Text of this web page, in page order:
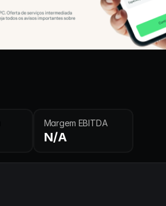
Margem EBITDA
N/A